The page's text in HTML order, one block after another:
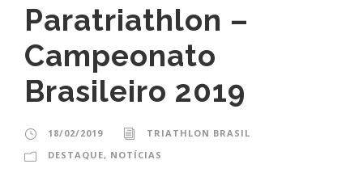
Paratriathlon –
Campeonato
Brasileiro 2019
18/02/2019
TRIATHLON BRASIL
DESTAQUE, NOTÍCIAS